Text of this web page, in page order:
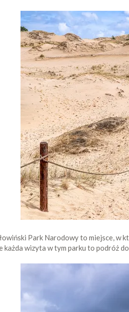
Park Narodowy to miejsce, w
każda wizyta w tym parku to podróż